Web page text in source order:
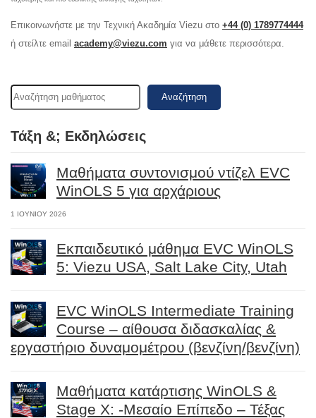
Επικοινωνήστε με την Τεχνική Ακαδημία Viezu στο +44 (0) 1789774444
ή στείλτε email academy@viezu.com για να μάθετε περισσότερα.
Αναζήτηση
Τάξη &; Εκδηλώσεις
Μαθήματα συντονισμού ντίζελ EVC
WinOLS 5 για αρχάριους
1 ΙΟΥΝΊΟΥ 2026
Εκπαιδευτικό μάθημα EVC WinOLS
5: Viezu USA, Salt Lake City, Utah
EVC WinOLS Intermediate Training
Course – αίθουσα διδασκαλίας &
εργαστήριο δυναμομέτρου (βενζίνη/βενζίνη)
Μαθήματα κατάρτισης WinOLS &
Stage X: -Μεσαίο Επίπεδο – Τέξας